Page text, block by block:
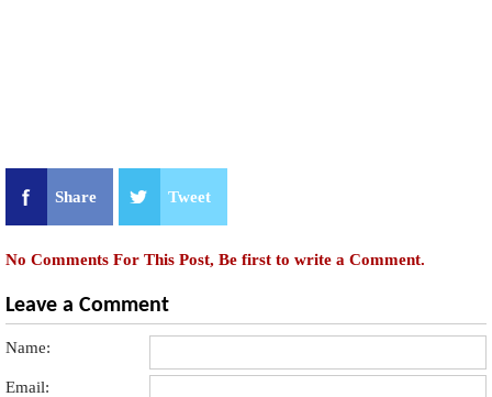
Share Tweet
No Comments For This Post, Be first to write a Comment.
Leave a Comment
Name:
Email: